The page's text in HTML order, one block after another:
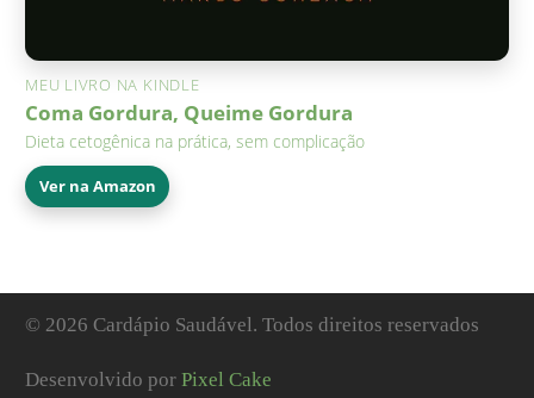
MEU LIVRO NA KINDLE
Coma Gordura, Queime Gordura
Dieta cetogênica na prática, sem complicação
Ver na Amazon
© 2026 Cardápio Saudável. Todos direitos reservados
Desenvolvido porPixel Cake